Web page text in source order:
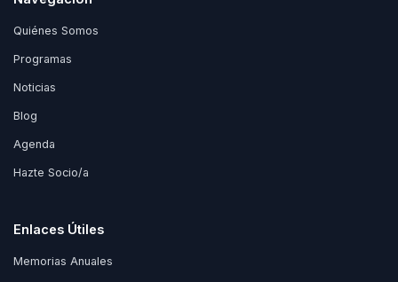
Quiénes Somos
Programas
Noticias
Blog
Agenda
Hazte Socio/a
Enlaces Útiles
Memorias Anuales